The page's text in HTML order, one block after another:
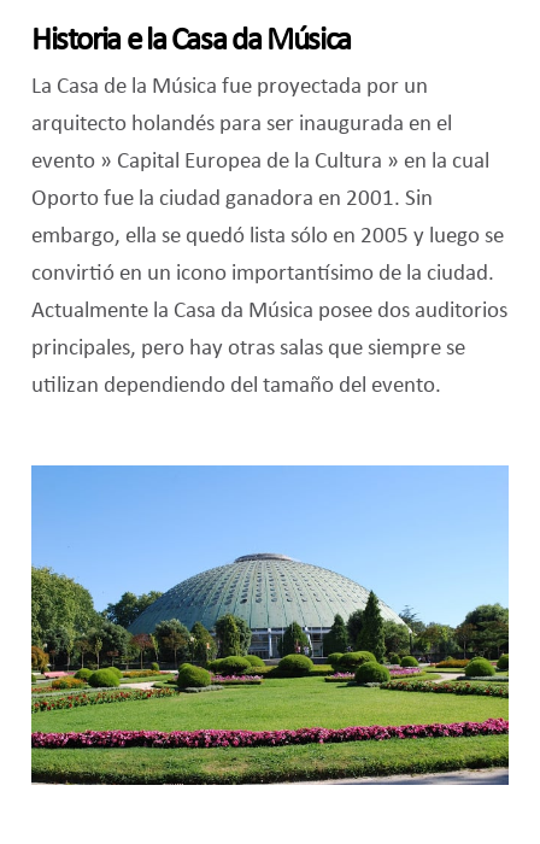
Historia e la Casa da Música
La Casa de la Música fue proyectada por un
arquitecto holandés para ser inaugurada en el
evento » Capital Europea de la Cultura » en la cual
Oporto fue la ciudad ganadora en 2001. Sin
embargo, ella se quedó lista sólo en 2005 y luego se
convirtió en un icono importantísimo de la ciudad.
Actualmente la Casa da Música posee dos auditorios
principales, pero hay otras salas que siempre se
utilizan dependiendo del tamaño del evento.